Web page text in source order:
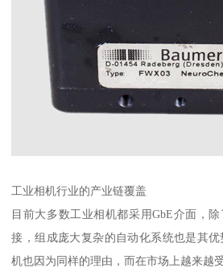
工业相机行业的产业链覆盖
目前大多数工业相机都采用GbE介面，
接，组成庞大复杂的自动化系统也是其优
机也因为同样的理由，而在市场上越来越